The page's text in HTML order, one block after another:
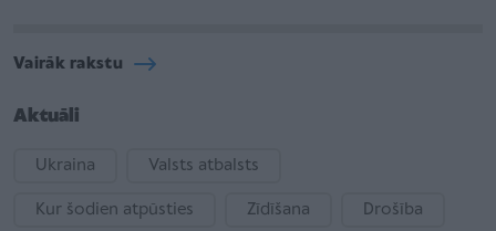
Vairāk rakstu
Aktuāli
Ukraina Valsts atbalsts
Kur šodien atpūsties Zīdīšana Drošība